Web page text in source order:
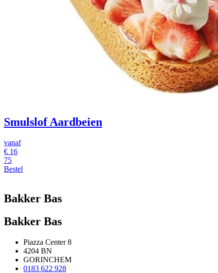
Smulslof Aardbeien
vanaf
€ 16
75
Bestel
Bakker Bas
Bakker Bas
Piazza Center 8
4204 BN
GORINCHEM
0183 622 928